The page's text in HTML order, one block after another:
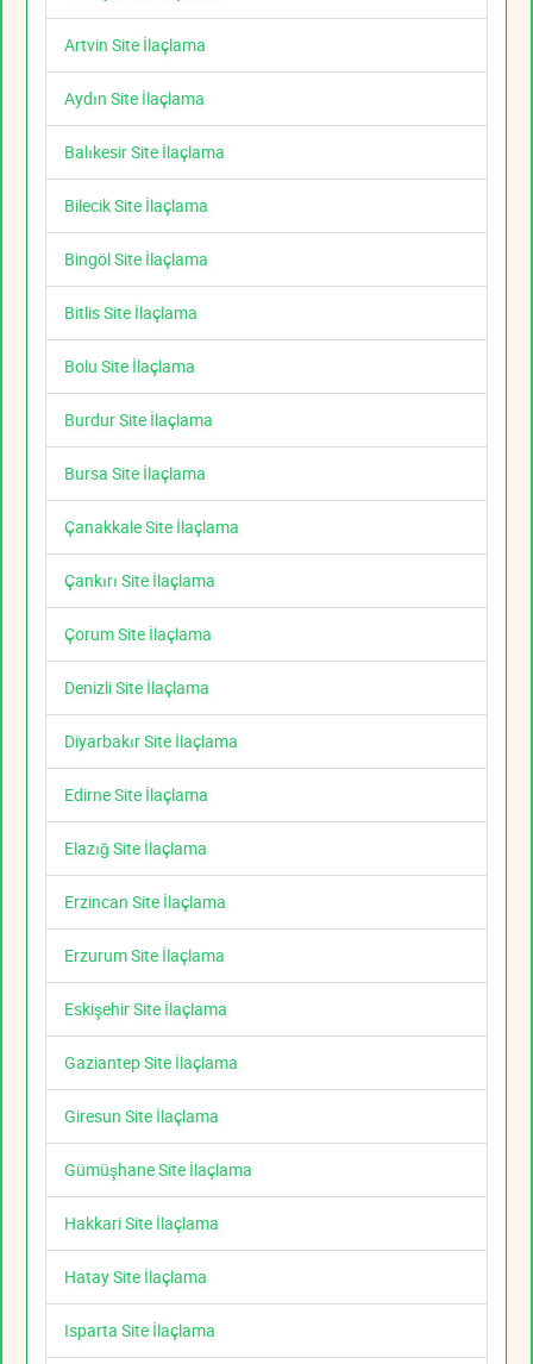
Artvin Site İlaçlama
Aydın Site İlaçlama
Balıkesir Site İlaçlama
Bilecik Site İlaçlama
Bingöl Site İlaçlama
Bitlis Site İlaçlama
Bolu Site İlaçlama
Burdur Site İlaçlama
Bursa Site İlaçlama
Çanakkale Site İlaçlama
Çankırı Site İlaçlama
Çorum Site İlaçlama
Denizli Site İlaçlama
Diyarbakır Site İlaçlama
Edirne Site İlaçlama
Elazığ Site İlaçlama
Erzincan Site İlaçlama
Erzurum Site İlaçlama
Eskişehir Site İlaçlama
Gaziantep Site İlaçlama
Giresun Site İlaçlama
Gümüşhane Site İlaçlama
Hakkari Site İlaçlama
Hatay Site İlaçlama
Isparta Site İlaçlama